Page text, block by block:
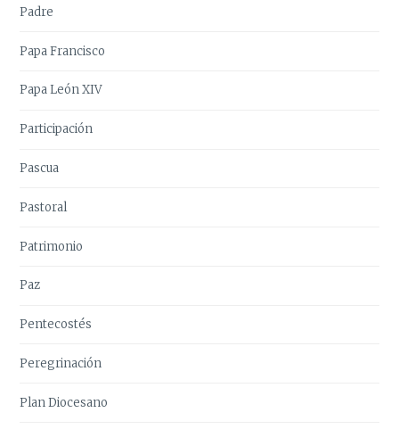
Padre
Papa Francisco
Papa León XIV
Participación
Pascua
Pastoral
Patrimonio
Paz
Pentecostés
Peregrinación
Plan Diocesano